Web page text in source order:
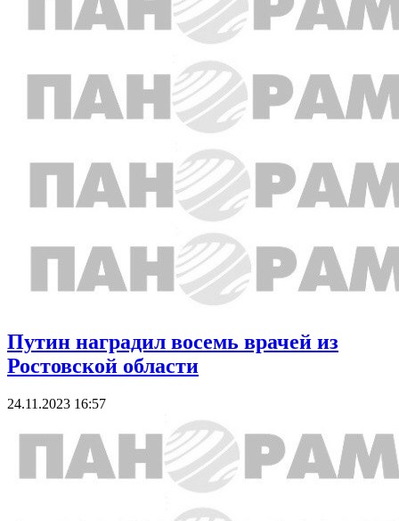
Путин наградил восемь врачей из
Ростовской области
24.11.2023 16:57